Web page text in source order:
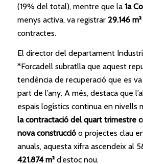
(19% del total), mentre que la 1a
menys activa, va registrar 29.146 m²
contractes.
El director del departament
*Forcadell subratlla que aquest
tendència de recuperació que es
part de l’any. A més, destaca que
espais logístics continua en nivells
la contractació del quart trimestre
nova construccióo projectes clau
anuals, aquesta xifra ascendeix al
421.874 m²d’estoc nou.